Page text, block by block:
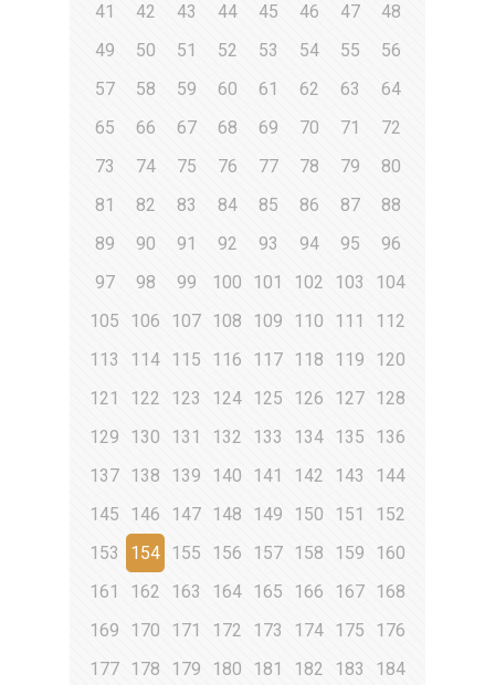
41
42 43 44 45 46 47
48
49
50 51 52 53 54 55
56
57
58 59 60 61 62 63
64
65
66 67 68 69 70 71
72
73
74 75 76 77 78 79
80
81
82 83 84 85 86 87
88
89
90 91 92 93 94 95
96
97
98 99 100 101 102 103
104
105
106 107 108 109 110 111
112
113
114 115 116 117 118 119
120
121
122 123 124 125 126 127 128
129
130 131 132 133 134 135
136
137 138 139 140 141 142 143
144
145
146 147 148 149 150 151
152
153
154 155 156 157 158 159
160
161
162 163 164 165 166 167 168
169
170 171 172 173 174 175
176
177 178 179 180 181 182 183
184